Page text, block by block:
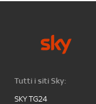
Tutti i siti Sky:
SKY TG24